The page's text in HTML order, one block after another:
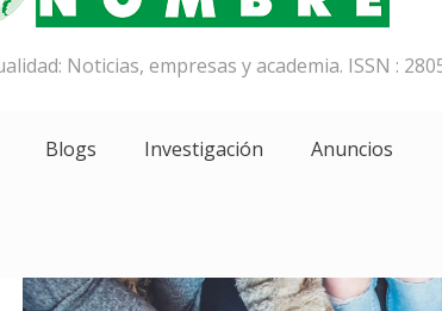
Noticias, empresas y academia. ISSN :
Blogs Investigación Anuncios